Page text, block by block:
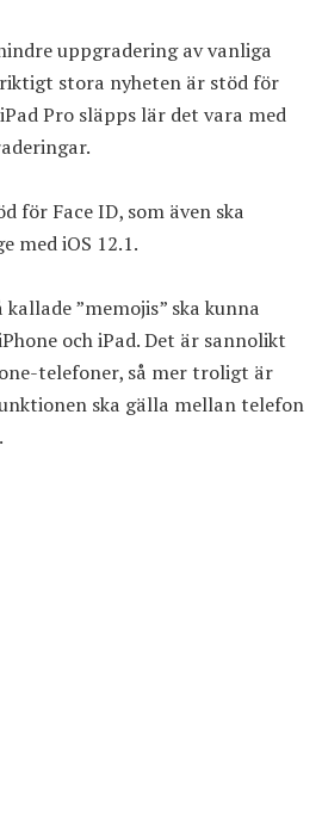
uppgradering av vanliga
stora nyheten är stöd för
Pro släpps lär det vara med
för Face ID, som även ska
med iOS 12.1.
”memojis” ska kunna
och iPad. Det är sannolikt
telefoner, så mer troligt är
ska gälla mellan telefon